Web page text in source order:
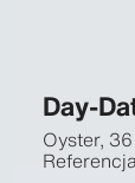
Day-
Oyster,